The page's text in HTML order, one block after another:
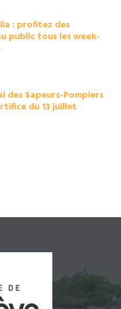
: profitez des
public tous les week-
des Sapeurs-Pompiers
du 13 juillet